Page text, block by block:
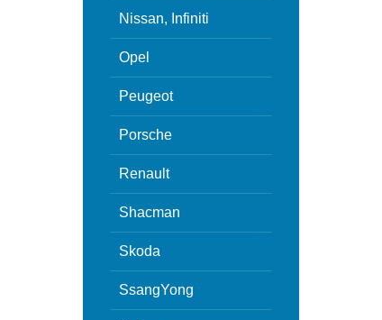
Nissan, Infiniti
Opel
Peugeot
Porsche
Renault
Shacman
Skoda
SsangYong